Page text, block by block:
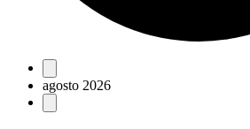
Eventos
agosto 2026